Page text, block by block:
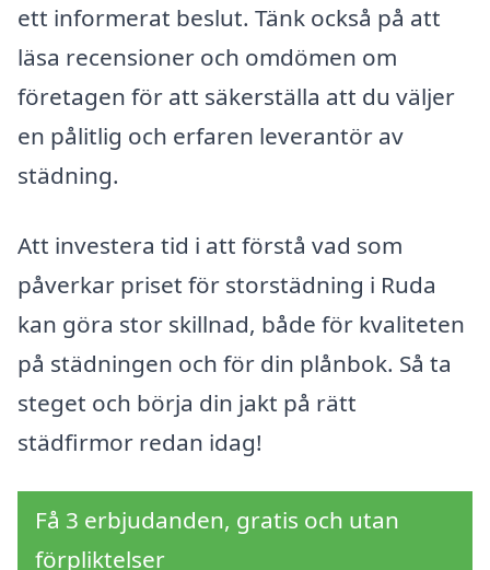
ett informerat beslut. Tänk också på att
läsa recensioner och omdömen om
företagen för att säkerställa att du väljer
en pålitlig och erfaren leverantör av
städning.
Att investera tid i att förstå vad som
påverkar priset för storstädning i Ruda
kan göra stor skillnad, både för kvaliteten
på städningen och för din plånbok. Så ta
steget och börja din jakt på rätt
städfirmor redan idag!
Få 3 erbjudanden, gratis och utan
förpliktelser